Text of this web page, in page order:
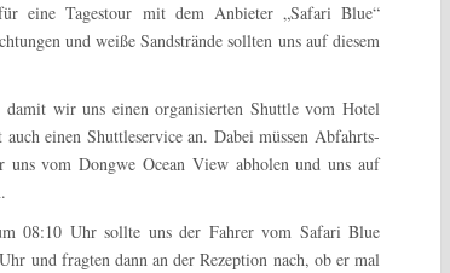
eine Tagestour mit dem Anbieter „Safari Blue“
und weiße Sandstrände sollten uns auf diesem
wir uns einen organisierten Shuttle vom Hotel
einen Shuttleservice an. Dabei müssen Abfahrts-
vom Dongwe Ocean View abholen und uns auf
08:10 Uhr sollte uns der Fahrer vom Safari Blue
und fragten dann an der Rezeption nach, ob er mal